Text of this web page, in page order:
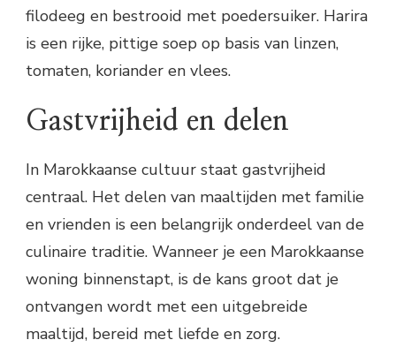
filodeeg en bestrooid met poedersuiker. Harira
is een rijke, pittige soep op basis van linzen,
tomaten, koriander en vlees.
Gastvrijheid en delen
In Marokkaanse cultuur staat gastvrijheid
centraal. Het delen van maaltijden met familie
en vrienden is een belangrijk onderdeel van de
culinaire traditie. Wanneer je een Marokkaanse
woning binnenstapt, is de kans groot dat je
ontvangen wordt met een uitgebreide
maaltijd, bereid met liefde en zorg.